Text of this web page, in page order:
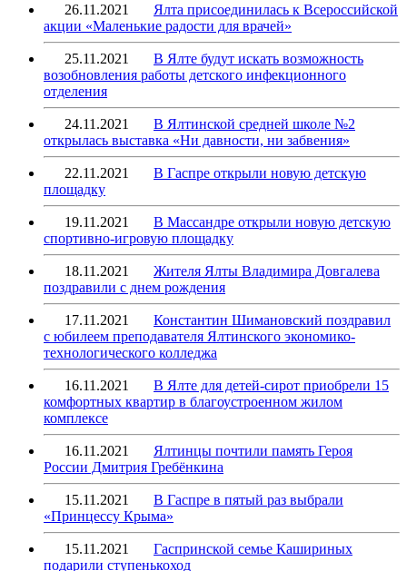
26.11.2021
Ялта присоединилась к Всероссийской
акции «Маленькие радости для врачей»
25.11.2021
В Ялте будут искать возможность
возобновления работы детского инфекционного
отделения
24.11.2021
В Ялтинской средней школе №2
открылась выставка «Ни давности, ни забвения»
22.11.2021
В Гаспре открыли новую детскую
площадку
19.11.2021
В Массандре открыли новую детскую
спортивно-игровую площадку
18.11.2021
Жителя Ялты Владимира Довгалева
поздравили с днем рождения
17.11.2021
Константин Шимановский поздравил
с юбилеем преподавателя Ялтинского экономико-
технологического колледжа
16.11.2021
В Ялте для детей-сирот приобрели 15
комфортных квартир в благоустроенном жилом
комплексе
16.11.2021
Ялтинцы почтили память Героя
России Дмитрия Гребёнкина
15.11.2021
В Гаспре в пятый раз выбрали
«Принцессу Крыма»
15.11.2021
Гаспринской семье Кашириных
подарили ступенькоход